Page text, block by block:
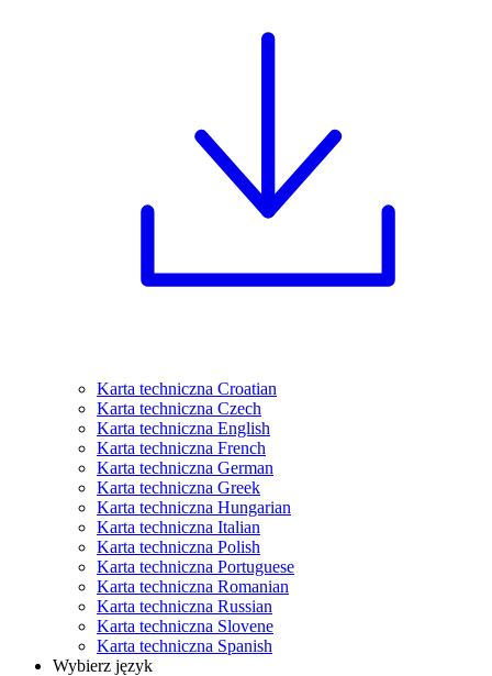
Karta techniczna Croatian
Karta techniczna Czech
Karta techniczna English
Karta techniczna French
Karta techniczna German
Karta techniczna Greek
Karta techniczna Hungarian
Karta techniczna Italian
Karta techniczna Polish
Karta techniczna Portuguese
Karta techniczna Romanian
Karta techniczna Russian
Karta techniczna Slovene
Karta techniczna Spanish
Wybierz język